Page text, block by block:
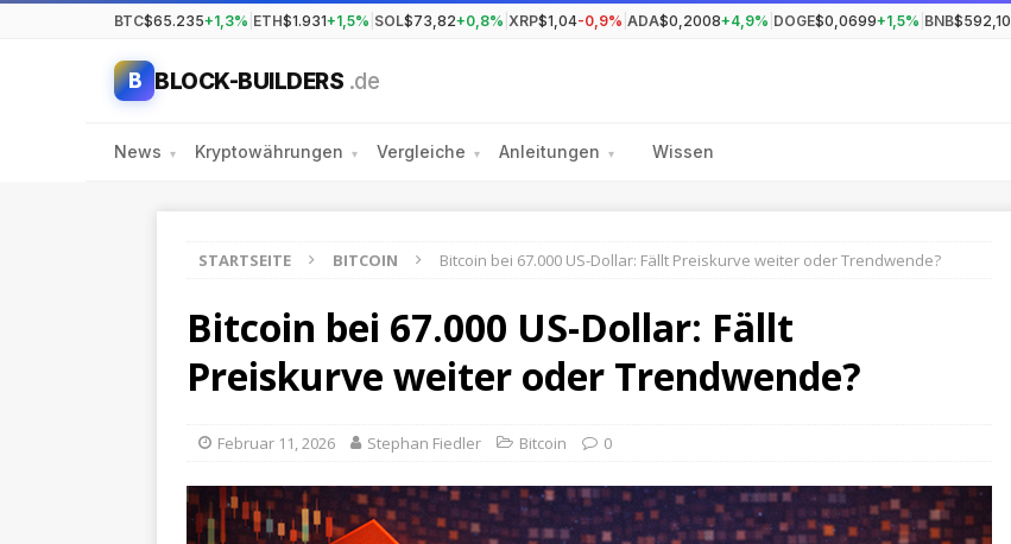
BTC$65.235+1,3% ETH$1.931+1,5% SOL$73,82+0,8% XRP$1,04-0,9% ADA$0,2008+4,9% DOGE$0,0699+1,5% BNB$592,10
B BLOCK-BUILDERS .de
News ▾ Kryptowährungen ▾ Vergleiche ▾ Anleitungen ▾ Wissen
STARTSEITE BITCOIN Bitcoin bei 67.000 US-Dollar: Fällt Preiskurve weiter oder Trendwende?
Bitcoin bei 67.000 US-Dollar: Fällt
Preiskurve weiter oder Trendwende?
Februar 11, 2026 Stephan Fiedler Bitcoin 0